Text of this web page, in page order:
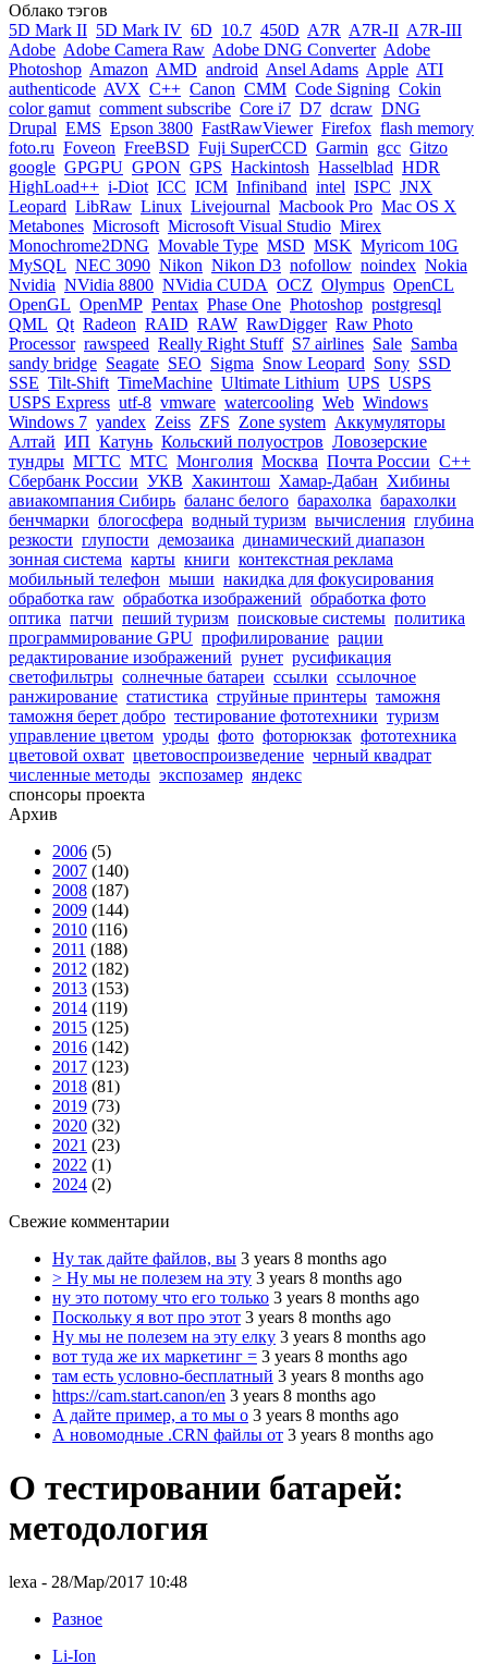
Облако тэгов
5D Mark II 5D Mark IV 6D 10.7 450D A7R A7R-II A7R-III
Adobe Adobe Camera Raw Adobe DNG Converter Adobe
Photoshop Amazon AMD android Ansel Adams Apple ATI
authenticode AVX C++ Canon CMM Code Signing Cokin
color gamut comment subscribe Core i7 D7 dcraw DNG
Drupal EMS Epson 3800 FastRawViewer Firefox flash memory
foto.ru Foveon FreeBSD Fuji SuperCCD Garmin gcc Gitzo
google GPGPU GPON GPS Hackintosh Hasselblad HDR
HighLoad++ i-Diot ICC ICM Infiniband intel ISPC JNX
Leopard LibRaw Linux Livejournal Macbook Pro Mac OS X
Metabones Microsoft Microsoft Visual Studio Mirex
Monochrome2DNG Movable Type MSD MSK Myricom 10G
MySQL NEC 3090 Nikon Nikon D3 nofollow noindex Nokia
Nvidia NVidia 8800 NVidia CUDA OCZ Olympus OpenCL
OpenGL OpenMP Pentax Phase One Photoshop postgresql
QML Qt Radeon RAID RAW RawDigger Raw Photo
Processor rawspeed Really Right Stuff S7 airlines Sale Samba
sandy bridge Seagate SEO Sigma Snow Leopard Sony SSD
SSE Tilt-Shift TimeMachine Ultimate Lithium UPS USPS
USPS Express utf-8 vmware watercooling Web Windows
Windows 7 yandex Zeiss ZFS Zone system Аккумуляторы
Алтай ИП Катунь Кольский полуостров Ловозерские
тундры МГТС МТС Монголия Москва Почта России С++
Сбербанк России УКВ Хакинтош Хамар-Дабан Хибины
авиакомпания Сибирь баланс белого барахолка барахолки
бенчмарки блогосфера водный туризм вычисления глубина
резкости глупости демозаика динамический диапазон
зонная система карты книги контекстная реклама
мобильный телефон мыши накидка для фокусирования
обработка raw обработка изображений обработка фото
оптика патчи пеший туризм поисковые системы политика
программирование GPU профилирование рации
редактирование изображений рунет русификация
светофильтры солнечные батареи ссылки ссылочное
ранжирование статистика струйные принтеры таможня
таможня берет добро тестирование фототехники туризм
управление цветом уроды фото фоторюкзак фототехника
цветовой охват цветовоспроизведение черный квадрат
численные методы экспозамер яндекс
спонсоры проекта
Архив
2006 (5)
2007 (140)
2008 (187)
2009 (144)
2010 (116)
2011 (188)
2012 (182)
2013 (153)
2014 (119)
2015 (125)
2016 (142)
2017 (123)
2018 (81)
2019 (73)
2020 (32)
2021 (23)
2022 (1)
2024 (2)
Свежие комментарии
Ну так дайте файлов, вы 3 years 8 months ago
> Ну мы не полезем на эту 3 years 8 months ago
ну это потому что его только 3 years 8 months ago
Поскольку я вот про этот 3 years 8 months ago
Ну мы не полезем на эту елку 3 years 8 months ago
вот туда же их маркетинг = 3 years 8 months ago
там есть условно-бесплатный 3 years 8 months ago
https://cam.start.canon/en 3 years 8 months ago
А дайте пример, а то мы о 3 years 8 months ago
А новомодные .CRN файлы от 3 years 8 months ago
О тестировании батарей:
методология
lexa - 28/Мар/2017 10:48
Разное
Li-Ion